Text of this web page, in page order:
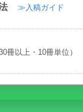
≫入稿ガイド
30冊以上・10冊単位）